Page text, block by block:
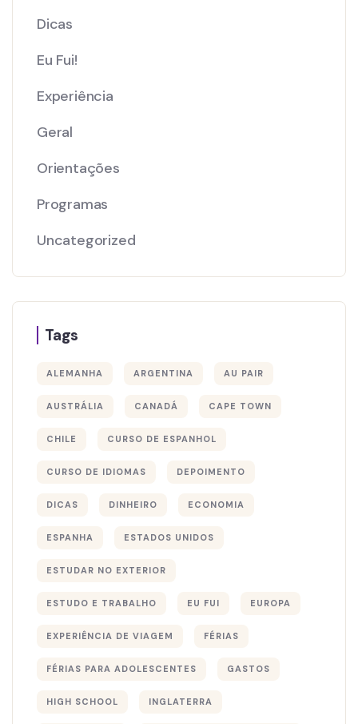
Dicas
Eu Fui!
Experiência
Geral
Orientações
Programas
Uncategorized
Tags
ALEMANHA ARGENTINA AU PAIR
AUSTRÁLIA CANADÁ CAPE TOWN
CHILE CURSO DE ESPANHOL
CURSO DE IDIOMAS DEPOIMENTO
DICAS DINHEIRO ECONOMIA
ESPANHA ESTADOS UNIDOS
ESTUDAR NO EXTERIOR
ESTUDO E TRABALHO EU FUI EUROPA
EXPERIÊNCIA DE VIAGEM FÉRIAS
FÉRIAS PARA ADOLESCENTES GASTOS
HIGH SCHOOL INGLATERRA